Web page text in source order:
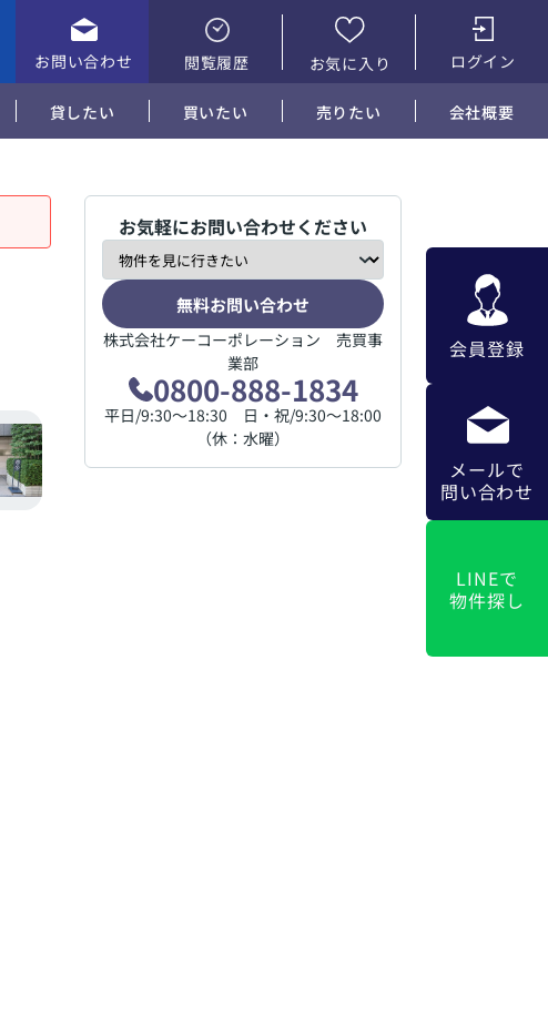
お問い合わせ 閲覧履歴 お気に入り ログイン
貸したい 買いたい 売りたい 会社概要
会員登録
メールで
問い合わせ
LINEで
物件探し
お気軽にお問い合わせください
無料お問い合わせ
株式会社ケーコーポレーション 売買事
業部
0800-888-1834
平日/9:30～18:30 日・祝/9:30～18:00
（休：水曜）